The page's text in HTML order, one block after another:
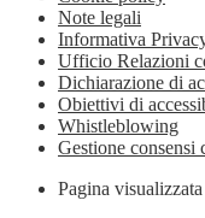
Note legali
Informativa
Ufficio Relazioni
Dichiarazione di
Obiettivi di
Whistleblowing
Gestione consensi
Pagina visualizzata